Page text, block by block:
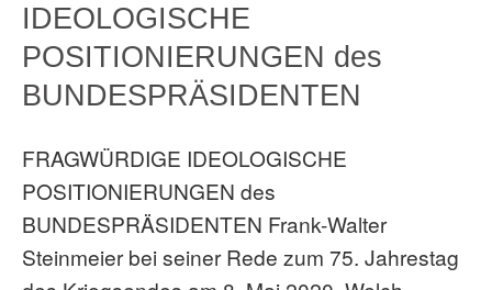
IDEOLOGISCHE
POSITIONIERUNGEN des
BUNDESPRÄSIDENTEN
FRAGWÜRDIGE IDEOLOGISCHE
POSITIONIERUNGEN des
BUNDESPRÄSIDENTEN Frank-Walter
Steinmeier bei seiner Rede zum 75. Jahrestag